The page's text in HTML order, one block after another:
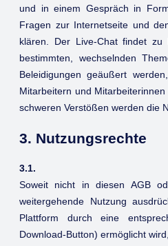
und in einem Gespräch in
Fragen zur Internetseite und
klären. Der Live-Chat findet
bestimmten, wechselnden
Beleidigungen geäußert
Mitarbeitern und
schweren Verstößen werden die
3. Nutzungsrechte
3.1.
Soweit nicht in diesen AGB
weitergehende Nutzung
Plattform durch eine
Download-Button) ermöglicht wird,